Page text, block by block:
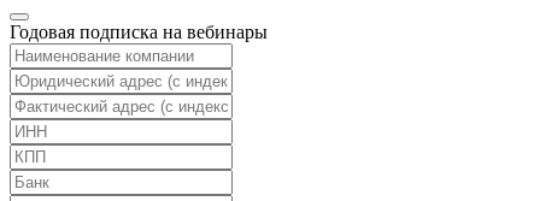
Годовая подписка на вебинары